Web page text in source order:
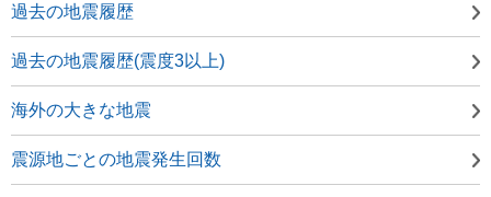
過去の地震履歴
過去の地震履歴(震度3以上)
海外の大きな地震
震源地ごとの地震発生回数